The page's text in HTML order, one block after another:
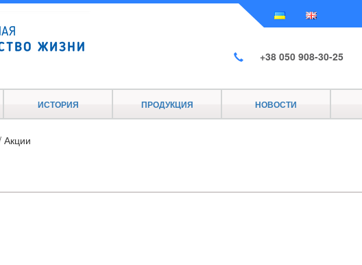
+38 050 908-30-25
ИСТОРИЯ ПРОДУКЦИЯ НОВОСТИ
Акции